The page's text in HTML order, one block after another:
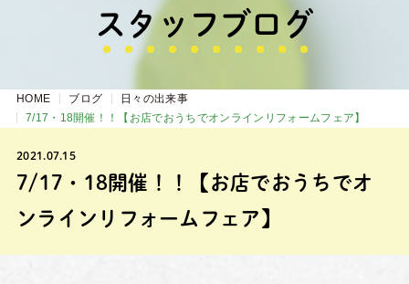
スタッフブログ
HOME ブログ
日々の出来事
7/17・18開催！！【お店でおうちでオンラインリフォームフェア】
2021.07.15
7/17・18開催！！【お店でおうちでオ
ンラインリフォームフェア】